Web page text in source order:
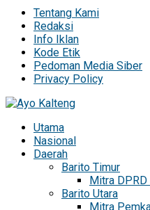
Tentang Kami
Redaksi
Info Iklan
Kode Etik
Pedoman Media Siber
Privacy Policy
Utama
Nasional
Daerah
Barito Timur
Mitra
Barito Utara
Mitra